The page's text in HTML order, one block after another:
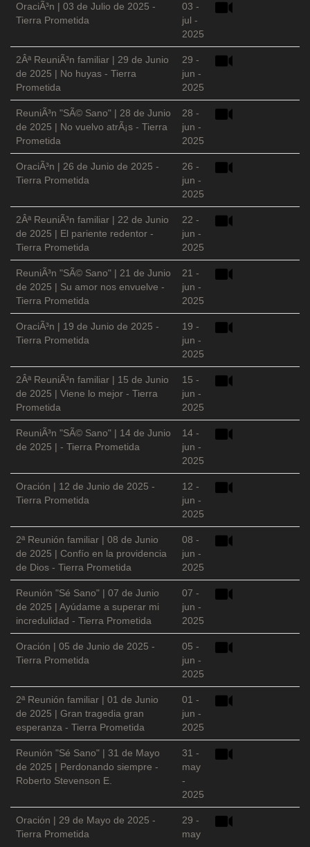
OraciÃ³n | 03 de Julio de 2025 -
Tierra Prometida
03 -
jul -
2025
2Âª ReuniÃ³n familiar | 29 de Junio
de 2025 | No huyas - Tierra
Prometida
29 -
jun -
2025
ReuniÃ³n "SÃ© Sano" | 28 de Junio
de 2025 | No vuelvo atrÃ¡s - Tierra
Prometida
28 -
jun -
2025
OraciÃ³n | 26 de Junio de 2025 -
Tierra Prometida
26 -
jun -
2025
2Âª ReuniÃ³n familiar | 22 de Junio
de 2025 | El pariente redentor -
Tierra Prometida
22 -
jun -
2025
ReuniÃ³n "SÃ© Sano" | 21 de Junio
de 2025 | Su amor nos envuelve -
Tierra Prometida
21 -
jun -
2025
OraciÃ³n | 19 de Junio de 2025 -
Tierra Prometida
19 -
jun -
2025
2Âª ReuniÃ³n familiar | 15 de Junio
de 2025 | Viene lo mejor - Tierra
Prometida
15 -
jun -
2025
ReuniÃ³n "SÃ© Sano" | 14 de Junio
de 2025 | - Tierra Prometida
14 -
jun -
2025
Oración | 12 de Junio de 2025 -
Tierra Prometida
12 -
jun -
2025
2ª Reunión familiar | 08 de Junio
de 2025 | Confío en la providencia
de Dios - Tierra Prometida
08 -
jun -
2025
Reunión "Sé Sano" | 07 de Junio
de 2025 | Ayúdame a superar mi
incredulidad - Tierra Prometida
07 -
jun -
2025
Oración | 05 de Junio de 2025 -
Tierra Prometida
05 -
jun -
2025
2ª Reunión familiar | 01 de Junio
de 2025 | Gran tragedia gran
esperanza - Tierra Prometida
01 -
jun -
2025
Reunión "Sé Sano" | 31 de Mayo
de 2025 | Perdonando siempre -
Roberto Stevenson E.
31 -
may
-
2025
Oración | 29 de Mayo de 2025 -
Tierra Prometida
29 -
may